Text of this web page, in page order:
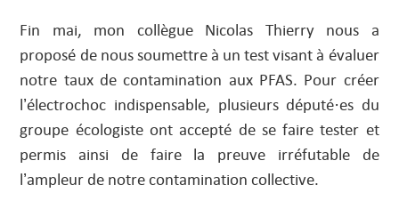
Fin mai, mon collègue Nicolas Thierry nous a
proposé de nous soumettre à un test visant à évaluer
notre taux de contamination aux PFAS. Pour créer
l’électrochoc indispensable, plusieurs député·es du
groupe écologiste ont accepté de se faire tester et
permis ainsi de faire la preuve irréfutable de
l’ampleur de notre contamination collective.